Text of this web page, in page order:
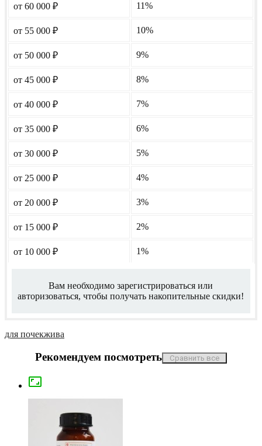
от 60 000 ₽ 11%
от 55 000 ₽ 10%
от 50 000 ₽ 9%
от 45 000 ₽ 8%
от 40 000 ₽ 7%
от 35 000 ₽ 6%
от 30 000 ₽ 5%
от 25 000 ₽ 4%
от 20 000 ₽ 3%
от 15 000 ₽ 2%
от 10 000 ₽ 1%
Вам необходимо зарегистрироваться или
авторизоваться, чтобы получать накопительные скидки!
для почекжива
Рекомендуем посмотреть
